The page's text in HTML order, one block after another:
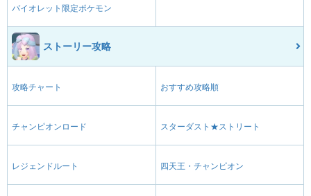
バイオレット限定ポケモン
ストーリー攻略
攻略チャート おすすめ攻略順
チャンピオンロード スターダスト★ストリート
レジェンドルート 四天王・チャンピオン